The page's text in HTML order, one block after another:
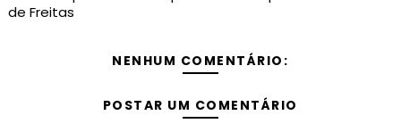
de Freitas
NENHUM COMENTÁRIO:
POSTAR UM COMENTÁRIO